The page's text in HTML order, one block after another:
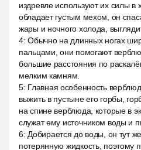
издревле используют их силы в
обладает густым мехом, он
жары и ночного холода,
4:Обычно на длинных ногах
пальцами, они помогают
большие расстояния по
мелким камням.
5: Главная особенность
выжить в пустыне его горбы,
на спине верблюда, которые в
служат ему источником воды и
6: Добирается до воды, он тут
потерянную жидкость, поэтому